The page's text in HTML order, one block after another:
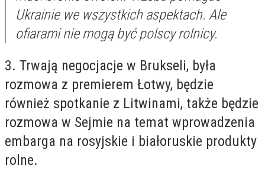
Ukrainie we wszystkich aspektach. Ale
ofiarami nie mogą być polscy rolnicy.
3. Trwają negocjacje w Brukseli, była
rozmowa z premierem Łotwy, będzie
również spotkanie z Litwinami, także będzie
rozmowa w Sejmie na temat wprowadzenia
embarga na rosyjskie i białoruskie produkty
rolne.